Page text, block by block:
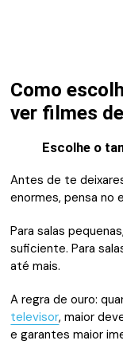
Como
ver filmes
Escolhe o
Antes de te
enormes, pensa no
Para salas
suficiente. Para
até mais.
A regra de ouro:
televisor, maior
e garantes maior